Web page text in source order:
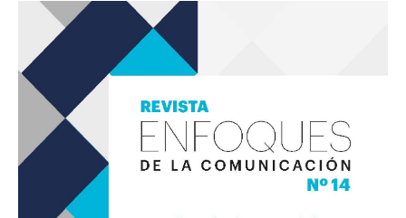
Revista
Enfoques
la
Comunicación
«Entre
algoritmos
y